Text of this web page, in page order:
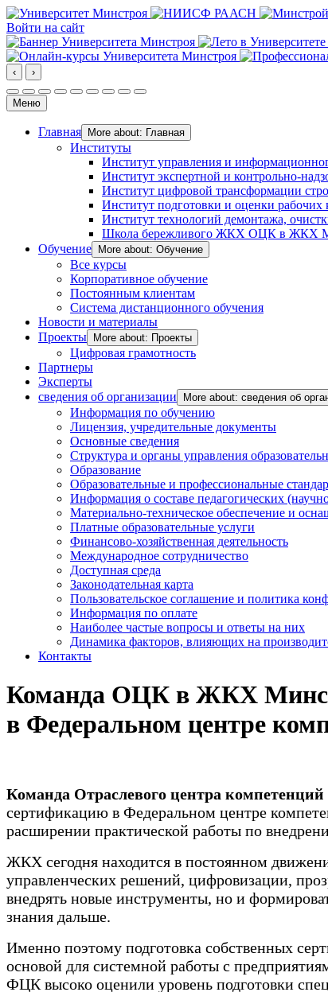
Войти на сайт
‹ ›
Меню
Главная More about: Главная
Институты
Институт управления и
Институт экспертной и контрольно-
Институт цифровой трансформации
Институт подготовки и оценки рабочих
Институт технологий демонтажа,
Школа бережливого ЖКХ ОЦК в ЖКХ
Обучение
More about: Обучение
Все курсы
Корпоративное обучение
Постоянным клиентам
Система дистанционного обучения
Новости и материалы
Проекты
More about: Проекты
Цифровая грамотность
Партнеры
Эксперты
сведения об организации
More about: сведения об
Информация по обучению
Лицензия, учредительные документы
Основные сведения
Структура и органы управления
Образование
Образовательные и профессиональные
Информация о составе педагогических
Материально-техническое обеспечение и
Платные образовательные услуги
Финансово-хозяйственная деятельность
Международное сотрудничество
Доступная среда
Законодательная карта
Пользовательское соглашение и политика
Информация по оплате
Наиболее частые вопросы и ответы на них
Динамика факторов, влияющих на
Контакты
Команда ОЦК в ЖКХ
в Федеральном центре
Команда Отраслевого центра
сертификацию в Федеральном центре
расширении практической работы по
ЖКХ сегодня находится в постоянном
управленческих решений, цифровизации,
внедрять новые инструменты, но и
знания дальше.
Именно поэтому подготовка собственных
основой для системной работы с
ФЦК высоко оценили уровень подготовки